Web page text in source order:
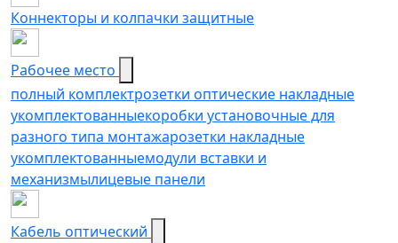
Коннекторы и колпачки защитные
Рабочее место
полный комплектрозетки оптические накладные
укомплектованныекоробки установочные для
разного типа монтажарозетки накладные
укомплектованныемодули вставки и
механизмылицевые панели
Кабель оптический